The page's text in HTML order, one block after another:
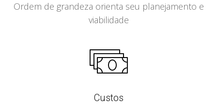
Ordem de grandeza orienta seu planejamento e
viabilidade
Custos